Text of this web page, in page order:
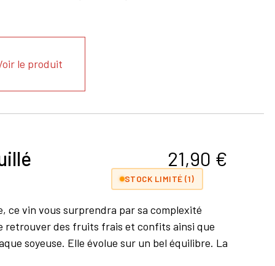
le produit
21,90 €
STOCK LIMITÉ (1)
ce vin vous surprendra par sa complexité
retrouver des fruits frais et confits ainsi que
soyeuse. Elle évolue sur un bel équilibre. La